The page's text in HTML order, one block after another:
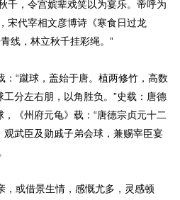
千，令宫嫔辈戏笑以为宴乐。帝呼为
宋代宰相文彦博诗《寒食日过龙
线，林立秋千挂彩绳。”
“蹴球，盖始于唐。植两修竹，高数
分左右朋，以角胜负。”史载：唐德
《州府元龟》载：“唐德宗贞元十二
武臣及勋戚子弟会球，兼赐宰臣宴
或借景生情，感慨尤多，灵感顿